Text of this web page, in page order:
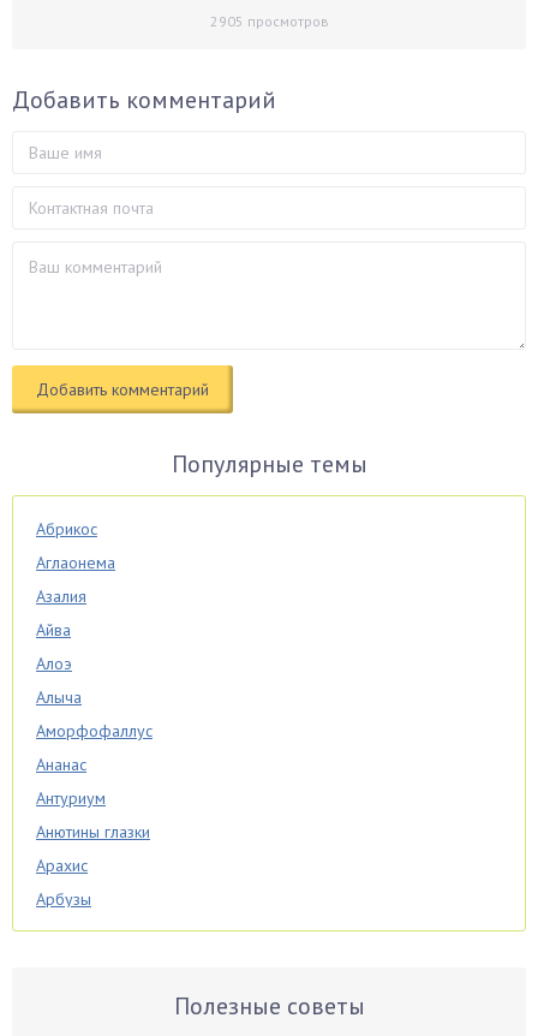
2905 просмотров
Добавить комментарий
Популярные темы
Абрикос
Аглаонема
Азалия
Айва
Алоэ
Алыча
Аморфофаллус
Ананас
Антуриум
Анютины глазки
Арахис
Арбузы
Аспарагус
Полезные советы